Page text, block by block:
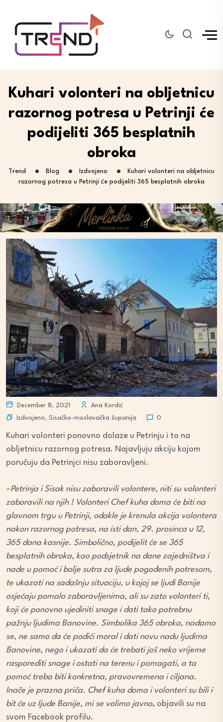
Kuhari volonteri na obljetnicu
razornog potresa u Petrinji će
podijeliti 365 besplatnih
obroka
Trend Blog Izdvojeno
Kuhari volonteri na obljetnicu
razornog potresa u Petrinji će podijeliti 365 besplatnih obroka
December 8, 2021
Ana Kordić
Izdvojeno, Sisačko-moslavačka županija 0
Kuhari volonteri ponovno dolaze u Petrinju i to na
obljetnicu razornog potresa. Najavljuju akciju kojom
poručuju da Petrinjci nisu zaboravljeni.
–Petrinja i Sisak nisu zaboravili volontere, niti su volonteri
zaboravili na njih ! Volonteri Chef kuha doma će biti na
glavnom trgu u Petrinji, odakle je krenula akcija volontera
nakon razornog potresa, na isti dan, 29. prosinca u 12,
365 dana kasnije. Simbolično, podijelit će se 365
besplatnih obroka, kao podsjetnik na dane zajedništva i
nade u pomoć i bolje sutra za ljude pogođenih potresom,
te ukazati na sadašnju situaciju, u kojoj se ljudi Banije
osjećaju pomalo zaboravljenima, ali su zato volonteri ti,
koji će ponovno ujediniti snage i dati tako potrebnu
pažnju ljudima Banovine. Simbolika 365 obroka, nadamo
se, ne samo da će podići moral i dati novu nadu ljudima
Banovine, nego i ukazati da će trebati još neko vrijeme
rasporediti snage i ostati na terenu i pomagati, a ta
pomoć treba biti konkretna, pravovremena i ciljana.
Inače je prazna priča. Chef kuha doma i volonteri su bili i
bit će uz ljude Banije, mi se volimo javno, objavili su na
svom Facebook profilu.